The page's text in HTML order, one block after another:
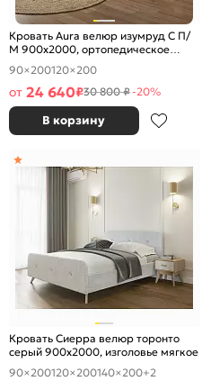
Кровать Aura велюр изумруд С П/
М 900x2000, ортопедическое
основание, изголовье мягкое
90×200120×200
от 24 640₽30 800 ₽-20%
В корзину
Кровать Сиерра велюр торонто
серый 900x2000, изголовье мягкое
90×200120×200140×200+2